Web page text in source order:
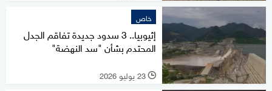
خاص
إثيوبيا.. 3 سدود جديدة تفاقم الجدل
المحتدم بشأن "سد النهضة"
l 23 يوليو 2026